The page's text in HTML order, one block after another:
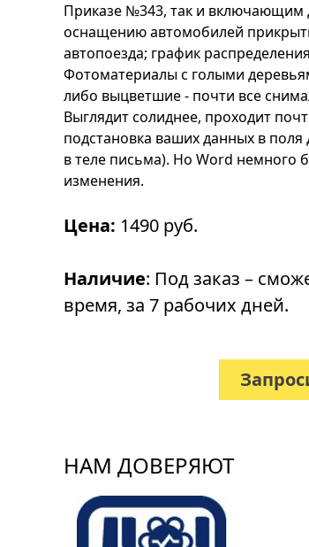
Приказе №343, так и включающим
оснащению автомобилей
автопоезда; график
Фотоматериалы с голыми
либо выцветшие - почти все
Выглядит солиднее, проходит
подстановка ваших данных в
в теле письма). Но Word немного
изменения.
Цена: 1490 руб.
Наличие: Под заказ –
время, за 7 рабочих дней.
НАМ ДОВЕРЯЮТ